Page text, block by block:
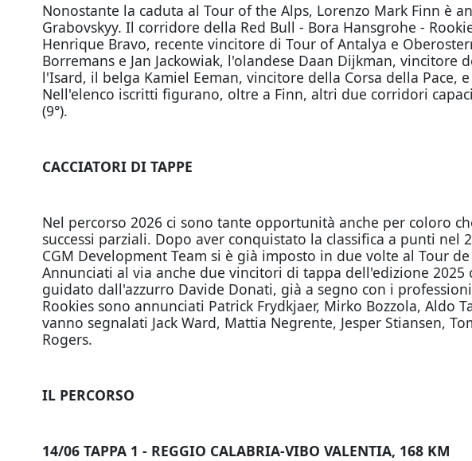
Nonostante la caduta al Tour of the Alps, Lorenzo Mark Finn è
Grabovskyy. Il corridore della Red Bull - Bora Hansgrohe -
Henrique Bravo, recente vincitore di Tour of Antalya e
Borremans e Jan Jackowiak, l'olandese Daan Dijkman,
l'Isard, il belga Kamiel Eeman, vincitore della Corsa della Pace,
Nell'elenco iscritti figurano, oltre a Finn, altri due corridori
(9°).
CACCIATORI DI TAPPE
Nel percorso 2026 ci sono tante opportunità anche per coloro
successi parziali. Dopo aver conquistato la classifica a punti
CGM Development Team si è già imposto in due volte al Tour
Annunciati al via anche due vincitori di tappa dell'edizione
guidato dall'azzurro Davide Donati, già a segno con i
Rookies sono annunciati Patrick Frydkjaer, Mirko Bozzola, Aldo
vanno segnalati Jack Ward, Mattia Negrente, Jesper Stiansen,
Rogers.
IL PERCORSO
14/06 TAPPA 1 - REGGIO CALABRIA-VIBO VALENTIA, 168 KM